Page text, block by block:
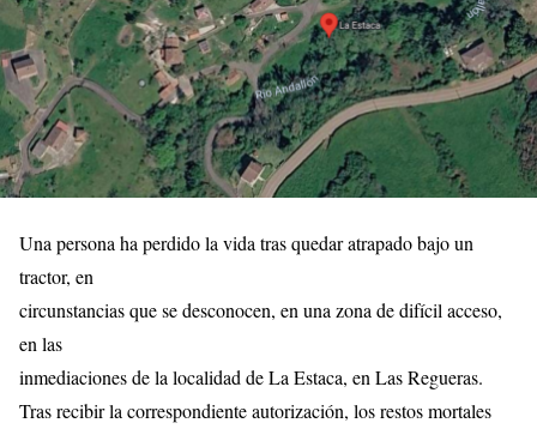
Una persona ha perdido la vida tras quedar atrapado bajo un
tractor, en
circunstancias que se desconocen, en una zona de difícil acceso,
en las
inmediaciones de la localidad de La Estaca, en Las Regueras.
Tras recibir la correspondiente autorización, los restos mortales